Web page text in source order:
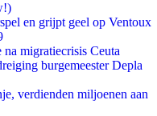
en grijpt geel op Ventoux
migratiecrisis Ceuta
burgemeester Depla
verdienden miljoenen aan